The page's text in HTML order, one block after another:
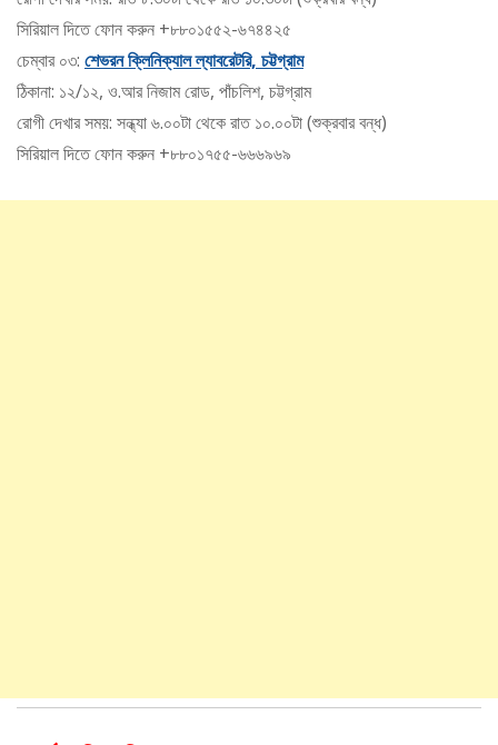
সিরিয়াল দিতে ফোন করুন +৮৮০১৫৫২-৬৭৪৪২৫
চেম্বার ০৩: শেভরন ক্লিনিক্যাল ল্যাবরেটরি, চট্টগ্রাম
ঠিকানা: ১২/১২, ও.আর নিজাম রোড, পাঁচলিশ, চট্টগ্রাম
রোগী দেখার সময়: সন্ধ্যা ৬.০০টা থেকে রাত ১০.০০টা (শুক্রবার বন্ধ)
সিরিয়াল দিতে ফোন করুন +৮৮০১৭৫৫-৬৬৬৯৬৯